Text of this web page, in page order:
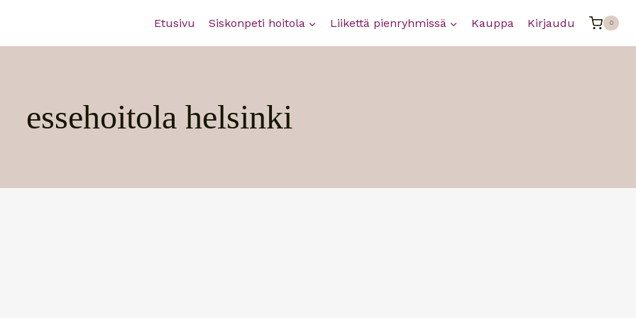
Etusivu Siskonpeti hoitola Liikettä pienryhmissä Kauppa Kirjaudu 0
essehoitola helsinki